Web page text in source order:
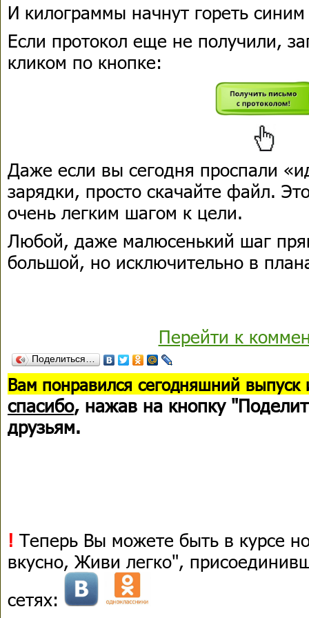
И килограммы начнут гореть
Если протокол еще не получили,
кликом по кнопке:
Даже если вы сегодня проспали
зарядки, просто скачайте файл.
очень легким шагом к цели.
Любой, даже малюсенький шаг
большой, но исключительно в
Перейти к
Поделиться…
Вам понравился сегодняшний выпуск
спасибо, нажав на кнопку
друзьям.
! Теперь Вы можете быть в курсе
вкусно, Живи легко",
сетях: